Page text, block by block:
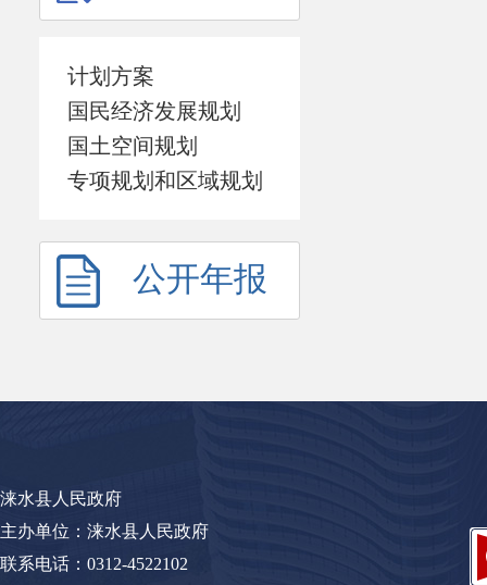
计划方案
国民经济发展规划
国土空间规划
专项规划和区域规划
公开年报
涞水县人民政府
主办单位：涞水县人民政府
联系电话：0312-4522102